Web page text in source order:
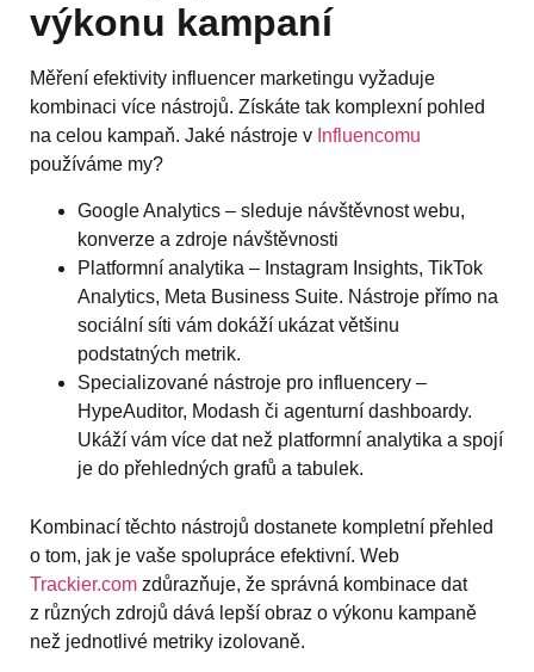
výkonu kampaní
Měření efektivity influencer marketingu vyžaduje
kombinaci více nástrojů. Získáte tak komplexní pohled
na celou kampaň. Jaké nástroje v Influencomu
používáme my?
Google Analytics – sleduje návštěvnost webu,
konverze a zdroje návštěvnosti
Platformní analytika – Instagram Insights, TikTok
Analytics, Meta Business Suite. Nástroje přímo na
sociální síti vám dokáží ukázat většinu
podstatných metrik.
Specializované nástroje pro influencery –
HypeAuditor, Modash či agenturní dashboardy.
Ukáží vám více dat než platformní analytika a spojí
je do přehledných grafů a tabulek.
Kombinací těchto nástrojů dostanete kompletní přehled
o tom, jak je vaše spolupráce efektivní. Web
Trackier.com zdůrazňuje, že správná kombinace dat
z různých zdrojů dává lepší obraz o výkonu kampaně
než jednotlivé metriky izolovaně.